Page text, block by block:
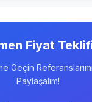
Fiyat
Geçin
Paylaşalım!